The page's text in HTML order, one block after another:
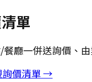
單
廳一併送詢價、
詢價清單 →